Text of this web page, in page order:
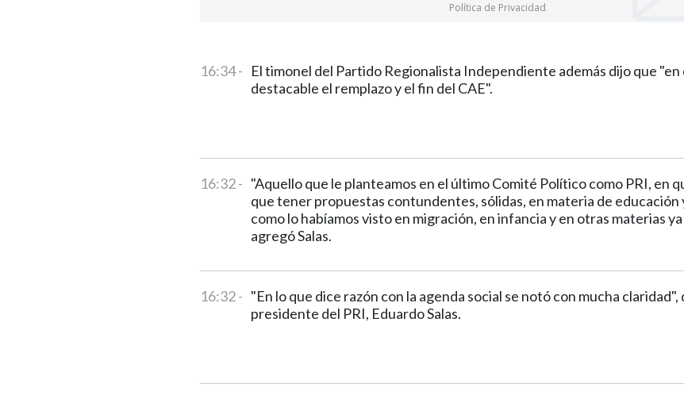
Política de Privacidad
16:34 - El timonel del Partido Regionalista Independiente además dijo que
destacable el remplazo y el fin del CAE".
16:32 - "Aquello que le planteamos en el último Comité Político como PRI, en
que tener propuestas contundentes, sólidas, en materia de educación
como lo habíamos visto en migración, en infancia y en otras materias
agregó Salas.
16:32 - "En lo que dice razón con la agenda social se notó con mucha claridad",
presidente del PRI, Eduardo Salas.